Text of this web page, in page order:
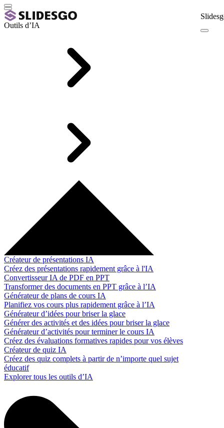
Outils d’IA
Créateur de présentations IA
Créez des présentations rapidement grâce à l'IA
Convertisseur IA de PDF en PPT
Transformer des documents en PPT grâce à l’IA
Générateur de plans de cours IA
Planifiez vos cours plus rapidement grâce à l’IA
Générateur d’idées pour briser la glace
Générer des activités et des idées pour briser la glace
Générateur d’activités pour terminer le cours IA
Créez des évaluations formatives rapides pour vos élèves
Créateur de quiz IA
Créez des quiz complets à partir de n’importe quel sujet
éducatif
Explorer tous les outils d’IA